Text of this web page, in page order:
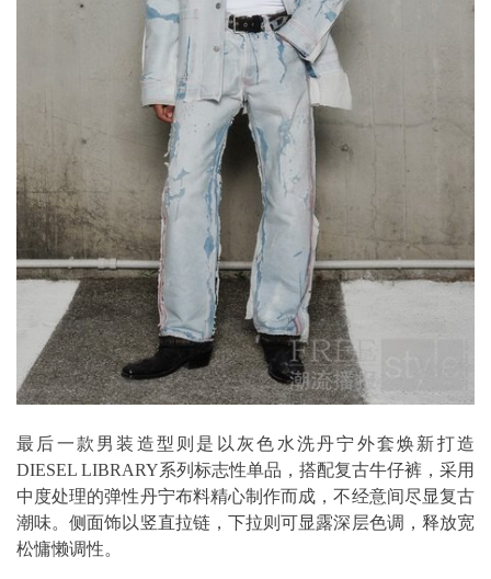
最后一款男装造型则是以灰色水洗丹宁外套焕新打造
DIESEL LIBRARY系列标志性单品，搭配复古牛仔裤，采用
中度处理的弹性丹宁布料精心制作而成，不经意间尽显复古
潮味。侧面饰以竖直拉链，下拉则可显露深层色调，释放宽
松慵懒调性。